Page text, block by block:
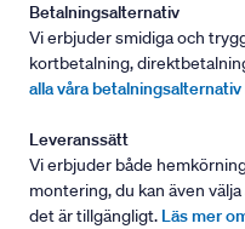
Betalningsalternativ
Vi erbjuder smidiga och
kortbetalning,
alla våra betalningsalternativ
Leveranssätt
Vi erbjuder både
montering, du kan även
det är tillgängligt. Läs mer